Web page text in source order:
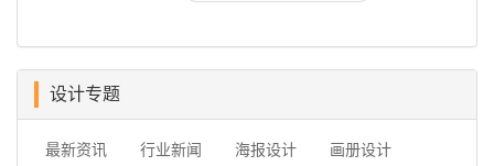
设计专题
最新资讯 行业新闻 海报设计 画册设计